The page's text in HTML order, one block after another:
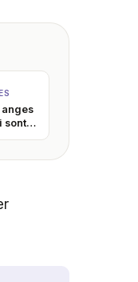
sont